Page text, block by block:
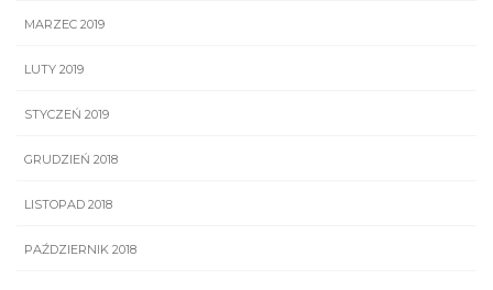
MARZEC 2019
LUTY 2019
STYCZEŃ 2019
GRUDZIEŃ 2018
LISTOPAD 2018
PAŹDZIERNIK 2018